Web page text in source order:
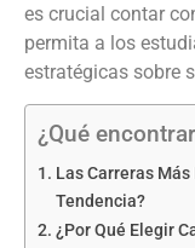
es crucial contar
permita a los
estratégicas sobre
¿Qué
Las Carreras
Tendencia?
¿Por Qué Elegir